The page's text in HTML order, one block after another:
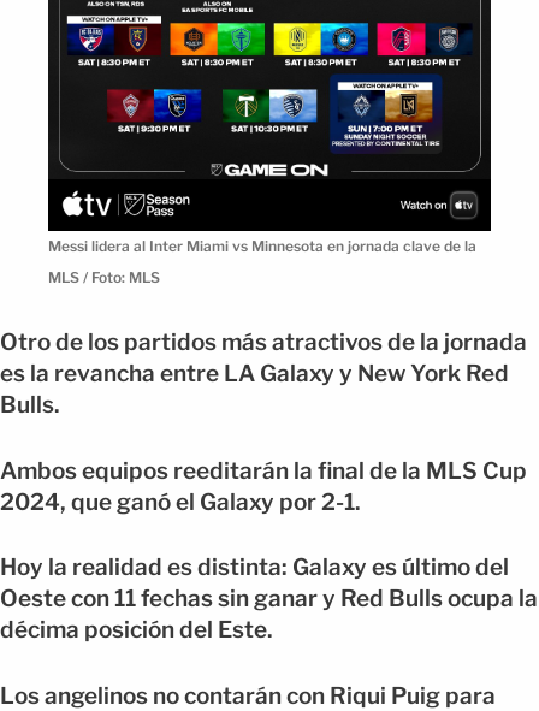
Messi lidera al Inter Miami vs Minnesota en jornada clave de la
MLS / Foto: MLS
Otro de los partidos más atractivos de la jornada
es la revancha entre LA Galaxy y New York Red
Bulls.
Ambos equipos reeditarán la final de la MLS Cup
2024, que ganó el Galaxy por 2-1.
Hoy la realidad es distinta: Galaxy es último del
Oeste con 11 fechas sin ganar y Red Bulls ocupa la
décima posición del Este.
Los angelinos no contarán con Riqui Puig para